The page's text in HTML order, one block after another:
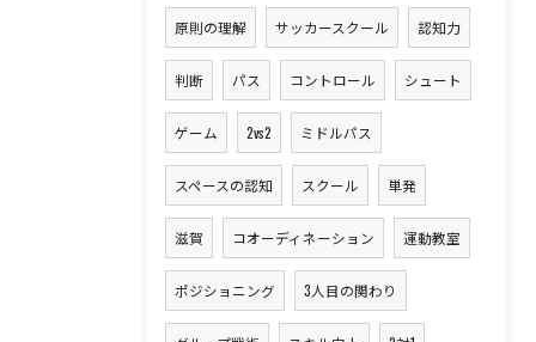
原則の理解 サッカースクール 認知力
判断 パス コントロール シュート
ゲーム 2vs2 ミドルパス
スペースの認知 スクール 単発
滋賀 コオーディネーション 運動教室
ポジショニング 3人目の関わり